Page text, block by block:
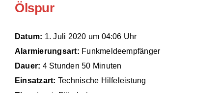
Bürgerinfo
Über uns
Technik
Ölspur
Datum: 1. Juli 2020 um 04:06 Uhr
Alarmierungsart: Funkmeldeempfänger
Dauer: 4 Stunden 50 Minuten
Einsatzart: Technische Hilfeleistung